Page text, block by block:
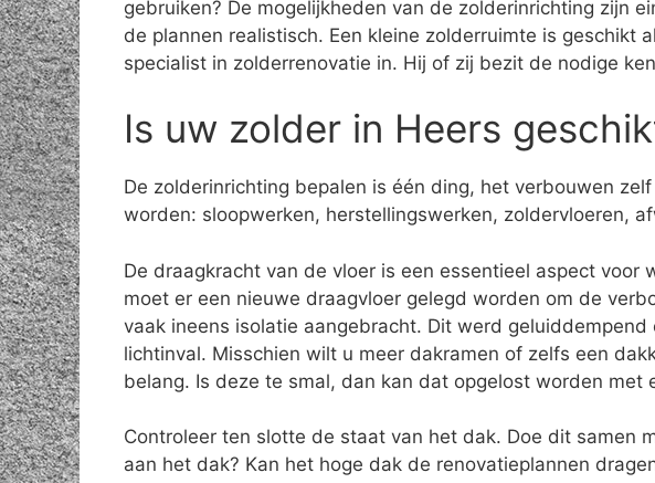
gebruiken? De mogelijkheden van de zolderinrichting zijn
de plannen realistisch. Een kleine zolderruimte is geschikt
specialist in zolderrenovatie in. Hij of zij bezit de nodige
Is uw zolder in Heers
De zolderinrichting bepalen is één ding, het verbouwen
worden: sloopwerken, herstellingswerken, zoldervloeren,
De draagkracht van de vloer is een essentieel aspect
moet er een nieuwe draagvloer gelegd worden om de
vaak ineens isolatie aangebracht. Dit werd
lichtinval. Misschien wilt u meer dakramen of zelfs een
belang. Is deze te smal, dan kan dat opgelost worden met
Controleer ten slotte de staat van het dak. Doe dit samen
aan het dak? Kan het hoge dak de renovatieplannen